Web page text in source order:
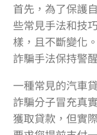
首先，為了保護
些常見手法和技
樣，且不斷變化
詐騙手法保持警
一種常見的汽車
詐騙分子冒充真
獲取貸款，但實